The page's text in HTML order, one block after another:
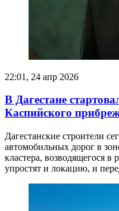
22:01, 24 апр 2026
В Дагестане
Каспийского
Дагестанские строители
автомобильных дорог в
кластера, возводящегося
упростят и локацию, и